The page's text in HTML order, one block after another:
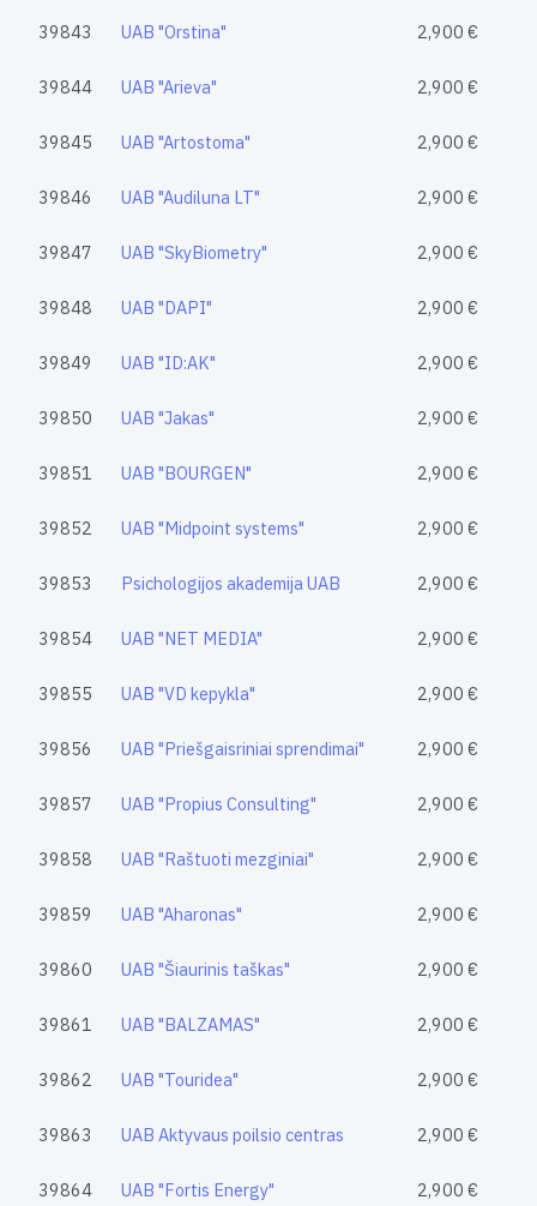
39843 UAB "Orstina" 2,900 €
39844 UAB "Arieva" 2,900 €
39845 UAB "Artostoma" 2,900 €
39846 UAB "Audiluna LT" 2,900 €
39847 UAB "SkyBiometry" 2,900 €
39848 UAB "DAPI" 2,900 €
39849 UAB "ID:AK" 2,900 €
39850 UAB "Jakas" 2,900 €
39851 UAB "BOURGEN" 2,900 €
39852 UAB "Midpoint systems" 2,900 €
39853 Psichologijos akademija UAB 2,900 €
39854 UAB "NET MEDIA" 2,900 €
39855 UAB "VD kepykla" 2,900 €
39856 UAB "Priešgaisriniai sprendimai" 2,900 €
39857 UAB "Propius Consulting" 2,900 €
39858 UAB "Raštuoti mezginiai" 2,900 €
39859 UAB "Aharonas" 2,900 €
39860 UAB "Šiaurinis taškas" 2,900 €
39861 UAB "BALZAMAS" 2,900 €
39862 UAB "Touridea" 2,900 €
39863 UAB Aktyvaus poilsio centras 2,900 €
39864 UAB "Fortis Energy" 2,900 €